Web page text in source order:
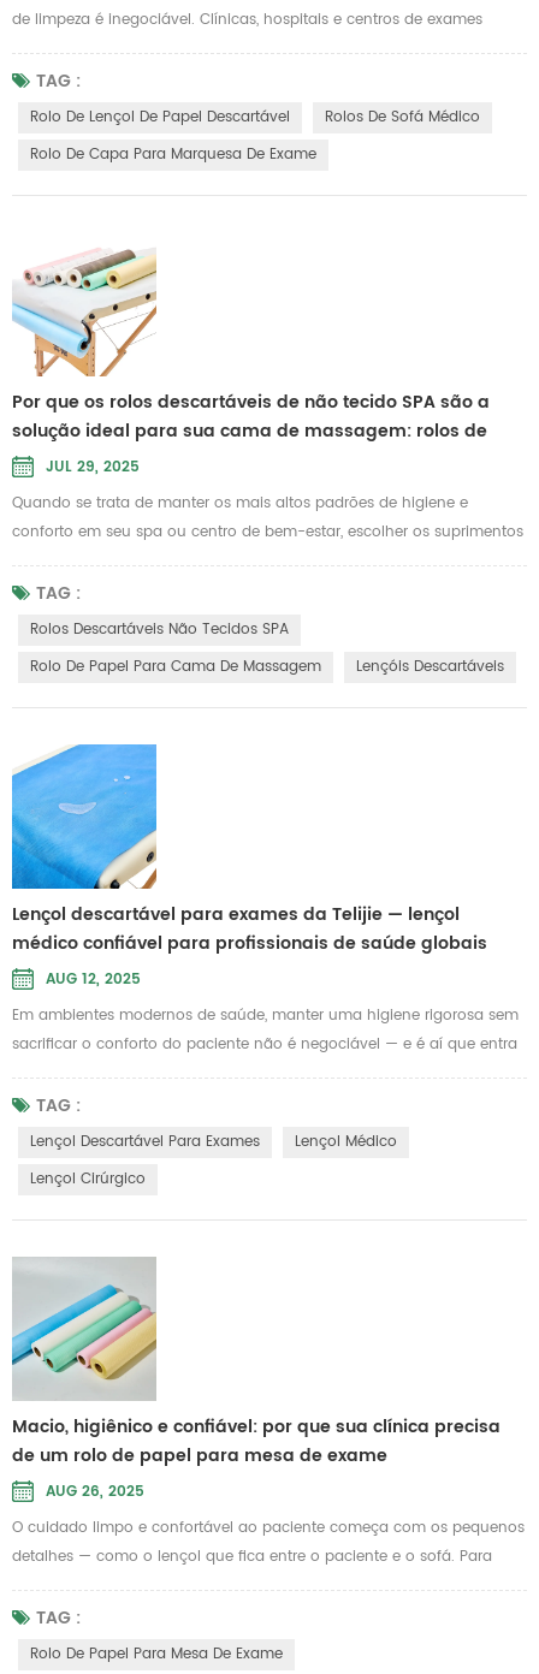
de limpeza é inegociável. Clínicas, hospitais e centros de exames
contam com soluções práticas que garantem o conforto do paciente
e minimizam o risco de contaminação. Uma dessas soluções que vem
ganhando popularidade é a Rolo de lençol de papel descartável .
higi...
TAG :
Rolo De Lençol De Papel Descartável
Rolos De Sofá Médico
Rolo De Capa Para Marquesa De Exame
Por que os rolos descartáveis de não tecido SPA são a
solução ideal para sua cama de massagem: rolos de
papel e lençóis descartáveis
JUL 29, 2025
Quando se trata de manter os mais altos padrões de higiene e
conforto em seu spa ou centro de bem-estar, escolher os suprimentos
certos faz toda a diferença. Rolos descartáveis não tecidos SPA
oferecem uma barreira macia e durável que mantém suas mesas de
massagem e camas de tratamento impecavelmente limpas entre os
médicos, esses rol...
TAG :
Rolos Descartáveis Não Tecidos SPA
Rolo De Papel Para Cama De Massagem
Lençóis Descartáveis
Lençol descartável para exames da Telijie — lençol
médico confiável para profissionais de saúde globais
AUG 12, 2025
Em ambientes modernos de saúde, manter uma higiene rigorosa sem
sacrificar o conforto do paciente não é negociável — e é aí que entra
um produto de alta qualidade. Lençol descartável para exames faz a
diferença. Projetadas para conveniência de uso único, essas folhas
protegem as macas de exame e tratamento contra contaminação, ao
que os...
TAG :
Lençol Descartável Para Exames
Lençol Médico
Lençol Cirúrgico
Macio, higiênico e confiável: por que sua clínica precisa
de um rolo de papel para mesa de exame
AUG 26, 2025
O cuidado limpo e confortável ao paciente começa com os pequenos
detalhes — como o lençol que fica entre o paciente e o sofá. Para
clínicas, centros de fisioterapia e salões de beleza que prezam pela
higiene e profissionalismo, o rolo de papel certo faz uma diferença
mensurável na confiança do paciente e no controle de infecções. Um
TAG :
Rolo De Papel Para Mesa De Exame